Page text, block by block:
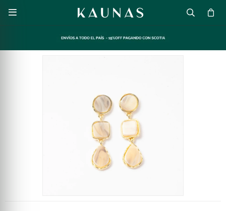
